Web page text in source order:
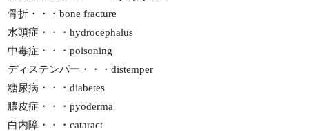
骨折・・・bone fracture
水頭症・・・hydrocephalus
中毒症・・・poisoning
ディステンパー・・・distemper
糖尿病・・・diabetes
膿皮症・・・pyoderma
白内障・・・cataract